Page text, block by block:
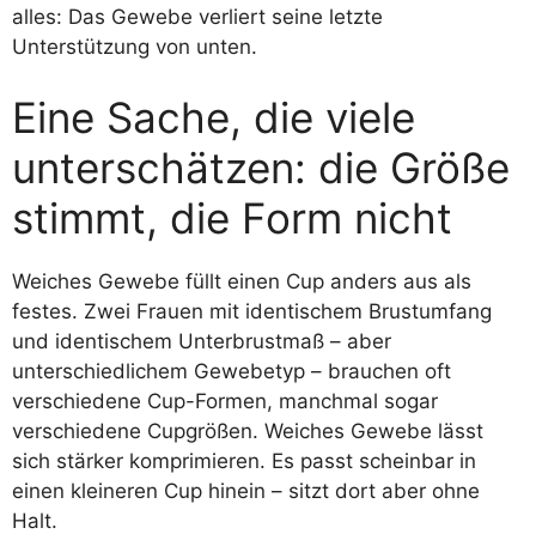
alles: Das Gewebe verliert seine letzte
Unterstützung von unten.
Eine Sache, die viele
unterschätzen: die Größe
stimmt, die Form nicht
Weiches Gewebe füllt einen Cup anders aus als
festes. Zwei Frauen mit identischem Brustumfang
und identischem Unterbrustmaß – aber
unterschiedlichem Gewebetyp – brauchen oft
verschiedene Cup-Formen, manchmal sogar
verschiedene Cupgrößen. Weiches Gewebe lässt
sich stärker komprimieren. Es passt scheinbar in
einen kleineren Cup hinein – sitzt dort aber ohne
Halt.